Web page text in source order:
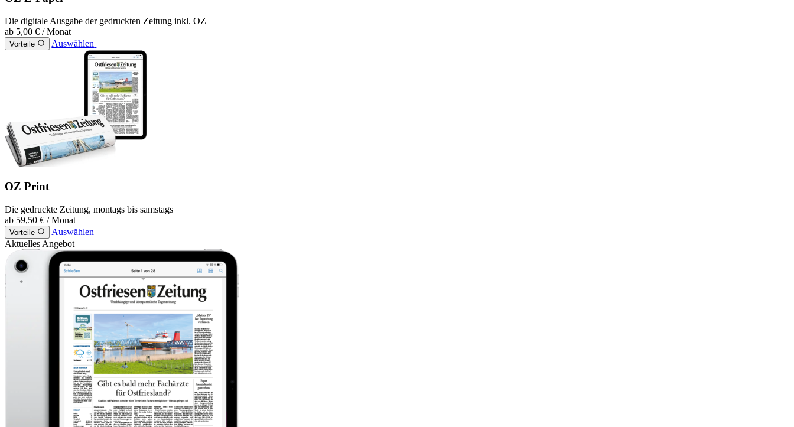
Die digitale Ausgabe der gedruckten Zeitung inkl. OZ+
ab 5,00 € / Monat
Vorteile Auswählen
OZ Print
Die gedruckte Zeitung, montags bis samstags
ab 59,50 € / Monat
Vorteile
Auswählen
Aktuelles Angebot